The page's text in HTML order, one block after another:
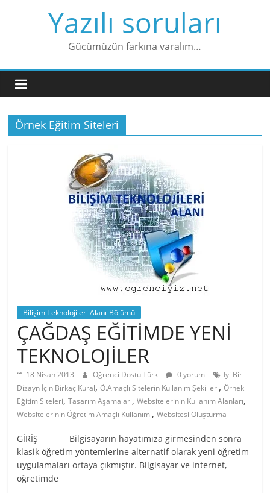
Yazılı soruları
Gücümüzün farkına varalım…
Örnek Eğitim Siteleri
Bilişim Teknolojileri Alanı-Bölümü
ÇAĞDAŞ EĞİTİMDE YENİ
TEKNOLOJİLER
18 Nisan 2013 Öğrenci Dostu Türk 0 yorum
İyi Bir
Dizayn İçin Birkaç Kural,Ö.Amaçlı Sitelerin Kullanım Şekilleri,Örnek
Eğitim Siteleri,Tasarım Aşamaları,Websitelerinin Kullanım Alanları,
Websitelerinin Öğretim Amaçlı Kullanımı,Websitesi Oluşturma
GİRİŞ Bilgisayarın hayatımıza girmesinden sonra
klasik öğretim yöntemlerine alternatif olarak yeni öğretim
uygulamaları ortaya çıkmıştır. Bilgisayar ve internet,
öğretimde